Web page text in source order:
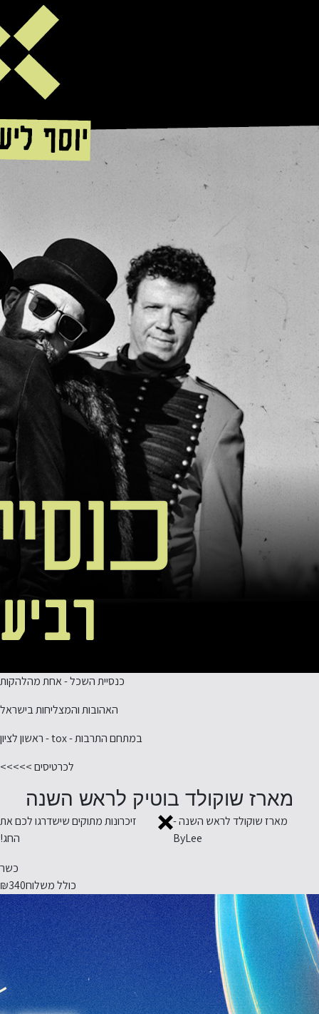
כנסיית השכל - אחת מהלהקות
האהובות והמצליחות בישראל
במתחם התרבות - tox - ראשון לציון
לכרטיסים >>>>>
מארז שוקולד בוטיק לראש השנה
מארז שוקולד לראש השנה -
ByLee
זיכרונות מתוקים שישדרגו לכם את
החג!
כשר
כולל משלוח₪340